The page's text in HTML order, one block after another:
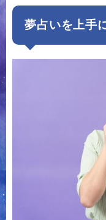
夢占いを上手